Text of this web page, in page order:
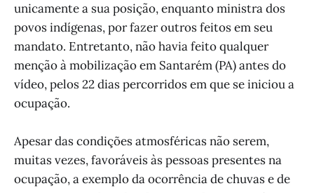
unicamente a sua posição, enquanto ministra dos
povos indígenas, por fazer outros feitos em seu
mandato. Entretanto, não havia feito qualquer
menção à mobilização em Santarém (PA) antes do
vídeo, pelos 22 dias percorridos em que se iniciou a
ocupação.
Apesar das condições atmosféricas não serem,
muitas vezes, favoráveis às pessoas presentes na
ocupação, a exemplo da ocorrência de chuvas e de